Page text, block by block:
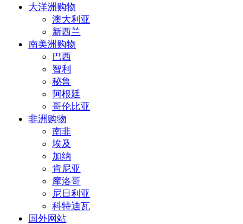
大洋洲购物
澳大利亚
新西兰
南美洲购物
巴西
智利
秘鲁
阿根廷
哥伦比亚
非洲购物
南非
埃及
加纳
肯尼亚
摩洛哥
尼日利亚
科特迪瓦
国外网站